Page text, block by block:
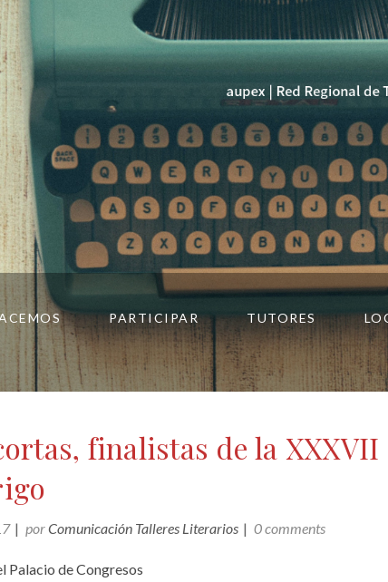
PARTICIPAR TUTORES
finalistas de la
porComunicación Talleres Literarios 0 comments
Palacio de Congresos